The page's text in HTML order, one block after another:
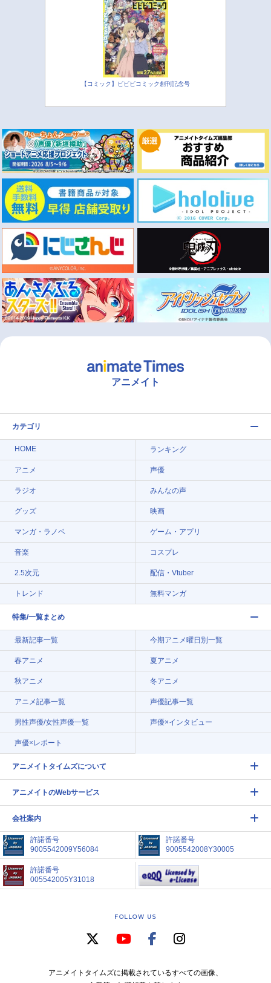
【コミック】ビビビコミック創刊記念号
アニメイト
カテゴリ
HOME ランキング
アニメ 声優
ラジオ みんなの声
グッズ 映画
マンガ・ラノベ ゲーム・アプリ
音楽 コスプレ
2.5次元 配信・Vtuber
トレンド 無料マンガ
特集/一覧まとめ
最新記事一覧 今期アニメ曜日別一覧
春アニメ 夏アニメ
秋アニメ 冬アニメ
アニメ記事一覧 声優記事一覧
男性声優/女性声優一覧 声優×インタビュー
声優×レポート
アニメイトタイムズについて
アニメイトのWebサービス
会社案内
許諾番号
9005542009Y56084
許諾番号
9005542008Y30005
許諾番号
005542005Y31018
FOLLOW US
アニメイトタイムズに掲載されているすべての画像、